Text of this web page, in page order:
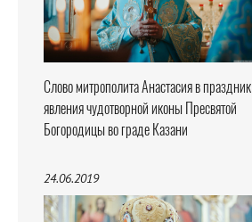
Слово митрополита Анастасия в праздник
явления чудотворной иконы Пресвятой
Богородицы во граде Казани
24.06.2019